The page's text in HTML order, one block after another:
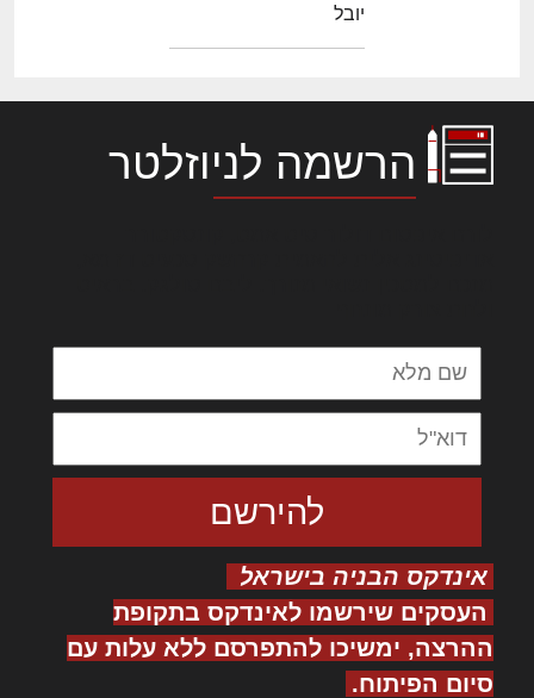
יובל
הרשמה לניוזלטר
אינדקס הבניה בישראל
העסקים שירשמו לאינדקס בתקופת
ההרצה, ימשיכו להתפרסם ללא עלות עם
סיום הפיתוח.